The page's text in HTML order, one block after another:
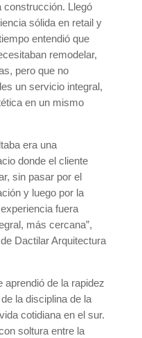
construcción. Llegó
sólida en retail y
entendió que
remodelar,
pero que no
un servicio integral,
en un mismo
era una
donde el cliente
sin pasar por el
y luego por la
fuera
más cercana”,
Dactilar Arquitectura
aprendió de la rapidez
la disciplina de la
cotidiana en el sur.
soltura entre la